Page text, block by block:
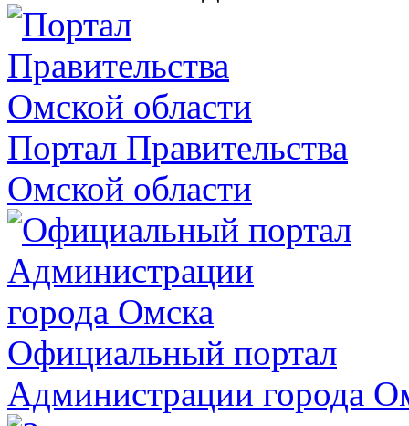
Портал Правительства
Омской области
Официальный портал
Администрации города